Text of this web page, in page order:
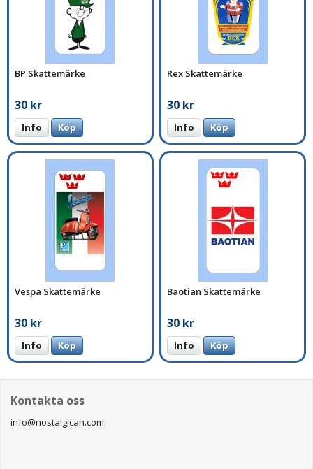
BP Skattemärke
30 kr
Info Köp
Rex Skattemärke
30 kr
Info Köp
Vespa Skattemärke
30 kr
Info Köp
Baotian Skattemärke
30 kr
Info Köp
Kontakta oss
info@nostalgican.com